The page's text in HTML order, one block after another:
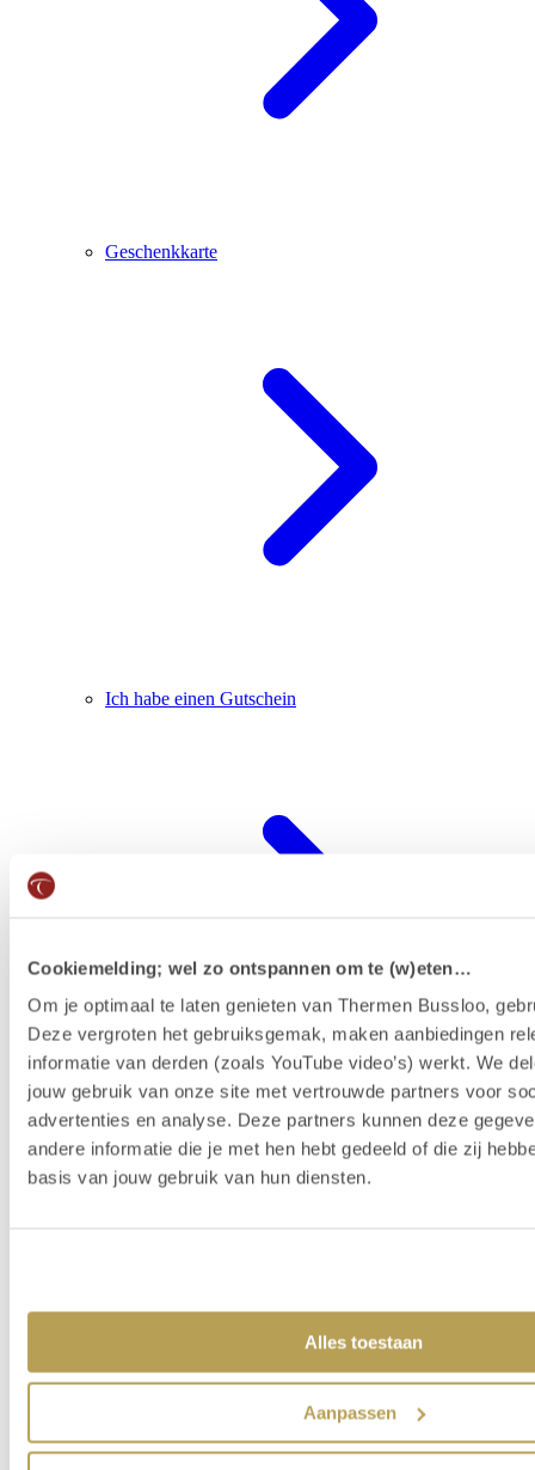
Cookiemelding; wel zo ontspannen om te (w)eten…
Om je optimaal te laten genieten van Thermen Bussloo,
Deze vergroten het gebruiksgemak, maken aanbiedingen
informatie van derden (zoals YouTube video’s) werkt. We
jouw gebruik van onze site met vertrouwde partners voor
advertenties en analyse. Deze partners kunnen deze
andere informatie die je met hen hebt gedeeld of die zij
basis van jouw gebruik van hun diensten.
Alles toestaan
Aanpassen
Geschenkkarte
Ich habe einen Gutschein
Wellness-Resort